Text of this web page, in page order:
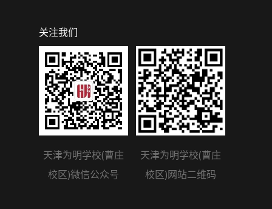
关注我们
天津为明学校(曹庄
校区)微信公众号
天津为明学校(曹庄
校区)网站二维码